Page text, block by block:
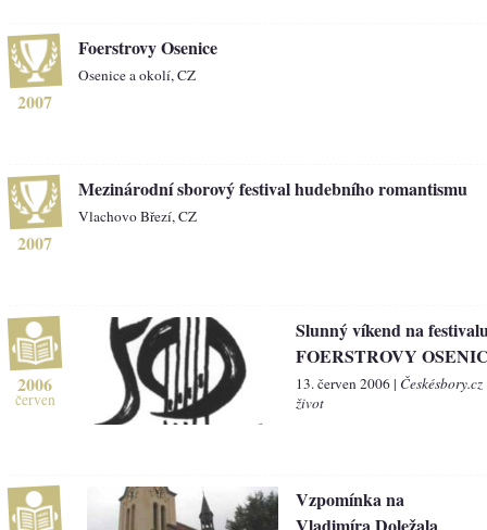
2007
Foerstrovy Osenice
Osenice a okolí, CZ
2007
Mezinárodní sborový festival hudebního romantismu
Vlachovo Březí, CZ
2006
červen
Slunný víkend na
FOERSTROVY
13. červen 2006 |
život
Vzpomínka na
Vladimíra Doležala